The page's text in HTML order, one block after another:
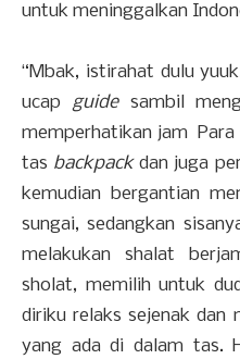
untuk meninggalkan
“Mbak, istirahat dulu
ucap guide sambil
memperhatikan jam Para
tas backpackdan juga
kemudian bergantian
sungai, sedangkan
melakukan shalat
sholat, memilih untuk
diriku relaks sejenak dan
yang ada di dalam tas.